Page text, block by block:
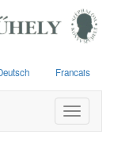
Francais
Toggle